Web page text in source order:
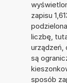
zapisu
liczbę,
urządzeń,
są
sposób